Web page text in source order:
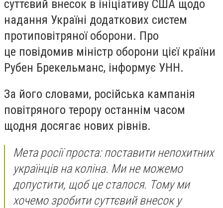
суттєвий внесок в ініціативу США щодо
надання Україні додаткових систем
протиповітряної оборони. Про
це повідомив міністр оборони цієї країни
Рубен Брекельманс, інформує УНН.
За його словами, російська кампанія
повітряного терору останнім часом
щодня досягає нових рівнів.
Мета росії проста: поставити непохитних
українців на коліна. Ми не можемо
допустити, щоб це сталося. Тому ми
хочемо зробити суттєвий внесок у